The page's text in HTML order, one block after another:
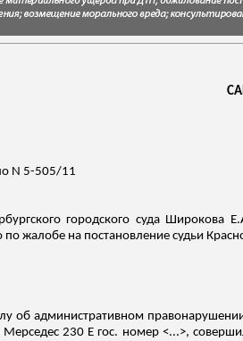
N 5-505/11
городского суда
жалобе на постановление судьи
об административном
230 Е гос. номер <...>,